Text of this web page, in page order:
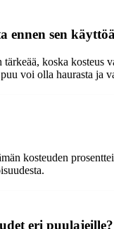
ennen sen
koska
voi olla haurasta ja
kosteuden
eri puulajeille?